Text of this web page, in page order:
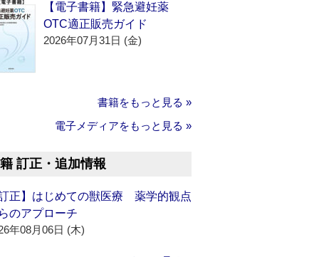
【電子書籍】緊急避妊薬
OTC適正販売ガイド
2026年07月31日 (金)
書籍をもっと見る »
電子メディアをもっと見る »
訂正・追加情報
訂正】はじめての獣医療 薬学的観点
のアプローチ
年08月06日 (木)